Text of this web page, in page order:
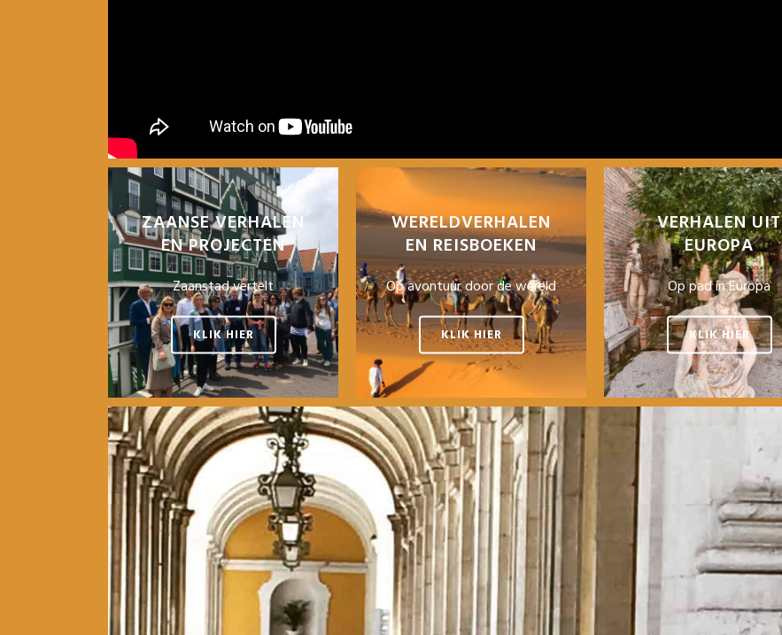
ZAANSE VERHALEN
EN PROJECTEN
Zaanstad vertelt
KLIK HIER
WERELDVERHALEN
EN REISBOEKEN
Op avontuur door de wereld
KLIK HIER
VERHALEN UIT
EUROPA
Op pad in Europa
KLIK HIER